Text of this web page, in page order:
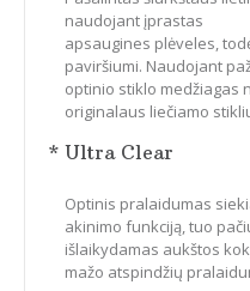
naudojant įprastas
apsaugines plėveles,
paviršiumi. Naudojant
optinio stiklo medžiagas
originalaus liečiamo
* Ultra Clear
Optinis pralaidumas
akinimo funkciją, tuo
išlaikydamas aukštos
mažo atspindžių